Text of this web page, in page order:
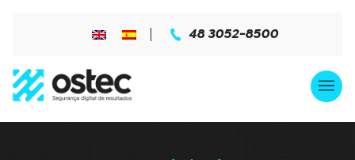
48 3052-8500